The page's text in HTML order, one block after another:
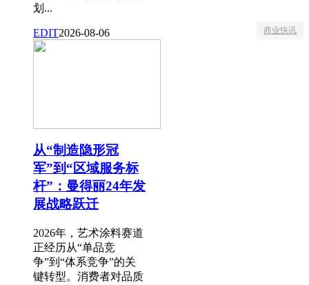
划...
EDIT2026-08-06 商业快讯
从“制造隐形冠
军”到“区域服务标
杆”：曼得丽24年发
展战略跃迁
2026年，艺术涂料赛道
正经历从“单品竞
争”到“体系竞争”的关
键转型。消费者对品质